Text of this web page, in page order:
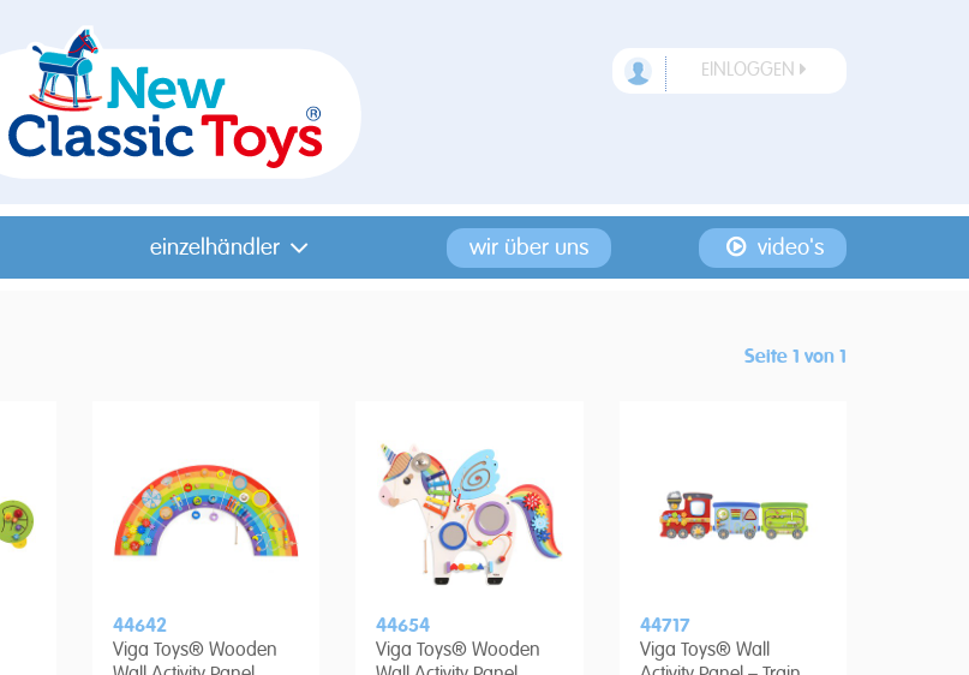
EINLOGGEN
einzelhändler wir über uns video's
Seite 1 von 1
44642
Viga Toys® Wooden
44654
Viga Toys® Wooden
44717
Viga Toys® Wall